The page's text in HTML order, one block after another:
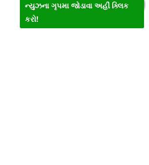
ન્યુઝના ગૃપમા જોડાવા અહીં ક્લિક
કરો!